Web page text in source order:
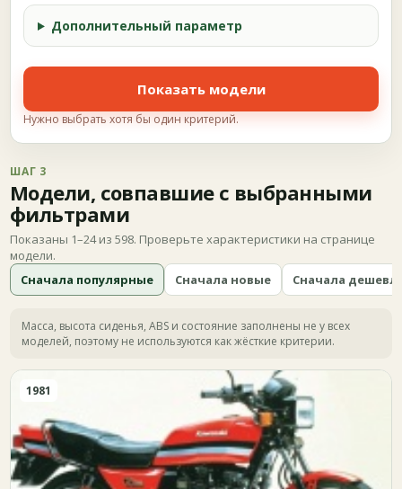
Дополнительный параметр
Показать модели
Нужно выбрать хотя бы один критерий.
ШАГ 3
Модели, совпавшие с выбранными
фильтрами
Показаны 1–24 из 598. Проверьте характеристики на странице
модели.
Сначала популярные
Сначала новые Сначала
Масса, высота сиденья, ABS и состояние заполнены не у всех
моделей, поэтому не используются как жёсткие критерии.
1981